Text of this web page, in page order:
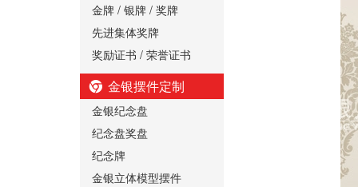
金牌 / 银牌 / 奖牌
先进集体奖牌
奖励证书 / 荣誉证书
金银摆件定制
金银纪念盘
纪念盘奖盘
纪念牌
金银立体模型摆件